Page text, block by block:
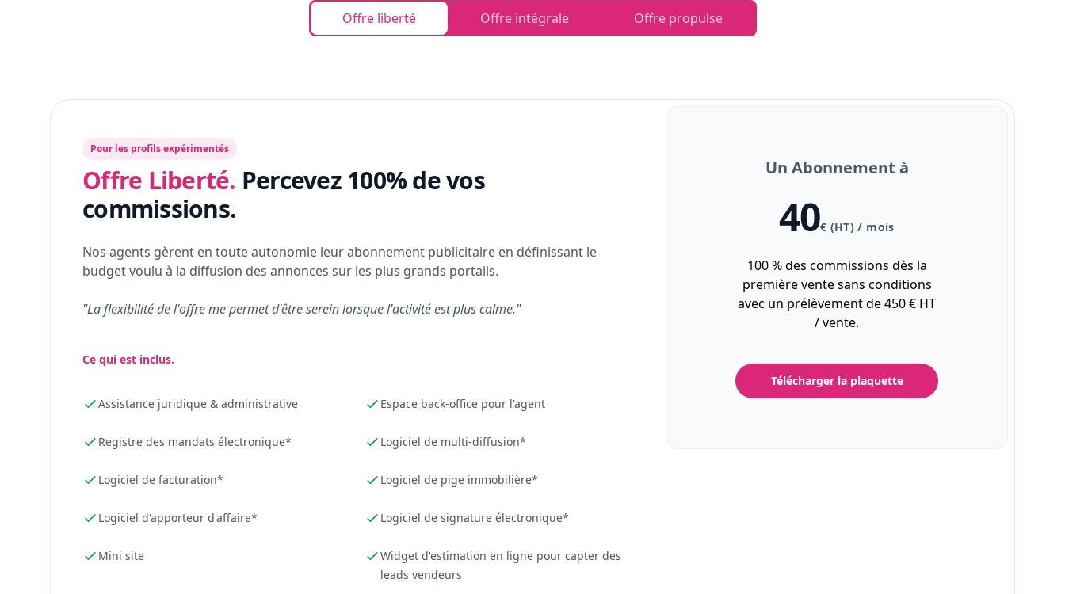
Offre liberté Offre intégrale Offre propulse
Pour les profils expérimentés
Offre Liberté. Percevez 100% de vos
commissions.
Nos agents gèrent en toute autonomie leur abonnement publicitaire en définissant le
budget voulu à la diffusion des annonces sur les plus grands portails.
"La flexibilité de l'offre me permet d'être serein lorsque l'activité est plus calme."
Ce qui est inclus.
Assistance juridique & administrative Espace back-office pour l'agent
Registre des mandats électronique* Logiciel de multi-diffusion*
Logiciel de facturation* Logiciel de pige immobilière*
Logiciel d'apporteur d'affaire* Logiciel de signature électronique*
Mini site
Widget d'estimation en ligne pour capter des
leads vendeurs
Un Abonnement à
40€ (HT) / mois
100 % des commissions dès la
première vente sans conditions
avec un prélèvement de 450 € HT
/ vente.
Télécharger la plaquette